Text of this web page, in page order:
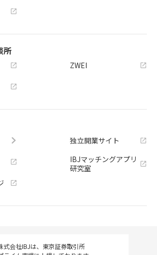
所
ZWEI
独立開業サイト
IBJマッチングアプリ
研究室
式会社IBJは、東京証券取引所